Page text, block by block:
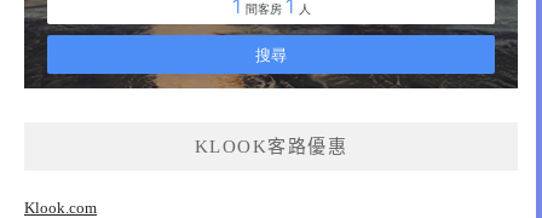
KLOOK客路優惠
Klook.com